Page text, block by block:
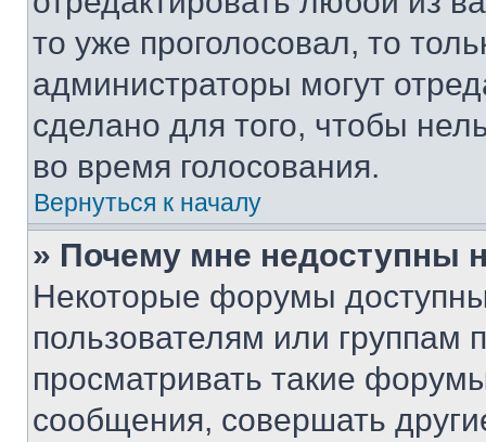
то уже проголосовал, то
администраторы могут
сделано для того, чтобы
во время голосования.
Вернуться к началу
» Почему мне недоступны
Некоторые форумы
пользователям или группам
просматривать такие
сообщения, совершать